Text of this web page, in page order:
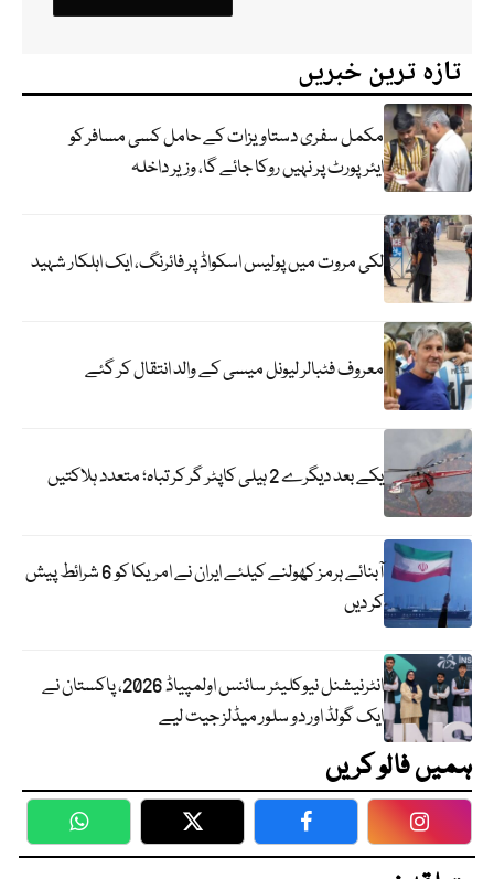
تازہ ترین خبریں
مکمل سفری دستاویزات کے حامل کسی مسافر کو
ایئرپورٹ پر نہیں روکا جائے گا، وزیر داخلہ
لکی مروت میں پولیس اسکواڈ پر فائرنگ، ایک اہلکار شہید
معروف فٹبالر لیونل میسی کے والد انتقال کر گئے
یکے بعد دیگرے 2 ہیلی کاپٹر گر کر تباہ؛ متعدد ہلاکتیں
آبنائے ہرمز کھولنے کیلئے ایران نے امریکا کو 6 شرائط پیش
کر دیں
انٹرنیشنل نیوکلیئر سائنس اولمپیاڈ 2026، پاکستان نے
ایک گولڈ اور دو سلور میڈلز جیت لیے
ہمیں فالو کریں
WhatsApp Twitter Facebook